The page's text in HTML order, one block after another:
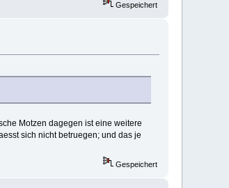
Gespeichert
Motzen dagegen ist eine weitere
sich nicht betruegen; und das je
Gespeichert